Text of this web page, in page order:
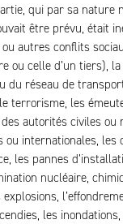
qui par sa nature
être prévu, était
autres conflits
ou celle d’un tiers),
du réseau de
terrorisme, les
autorités civiles ou
ou internationales, les
les pannes
nucléaire,
explosions,
les